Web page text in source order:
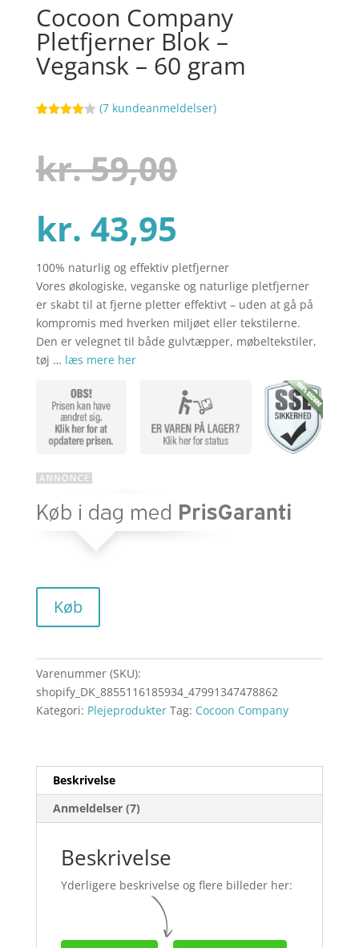
Cocoon Company
Pletfjerner Blok –
Vegansk – 60 gram
baseret
på
kundebed
(7 kundeanmeldelser)
kr.59,00
pris
var:
kr. 59,00.
kr. 43,95
aktuelle
pris
er:
kr. 43,95.
100% naturlig og effektiv pletfjerner
Vores økologiske, veganske og naturlige pletfjerner
er skabt til at fjerne pletter effektivt – uden at gå på
kompromis med hverken miljøet eller tekstilerne.
Den er velegnet til både gulvtæpper, møbeltekstiler,
tøj … læs mere her
Køb
Varenummer (SKU):
shopify_DK_8855116185934_47991347478862
Kategori: Plejeprodukter Tag: Cocoon Company
Beskrivelse
Anmeldelser (7)
Beskrivelse
Yderligere beskrivelse og flere billeder her: